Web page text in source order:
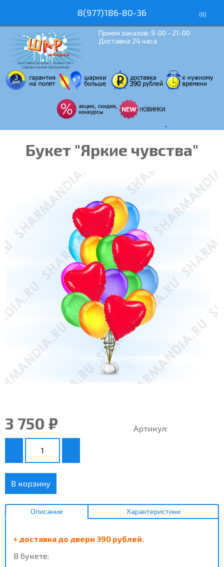
8(977)186-80-36 (0)
Прием заказов: 9-00 - 21-00
Доставка 24 часа
Букет "Яркие чувства"
3 750 ₽ Артикул:
В корзину
Описание Характеристики
+ доставка до двери 390 рублей.
В букете: